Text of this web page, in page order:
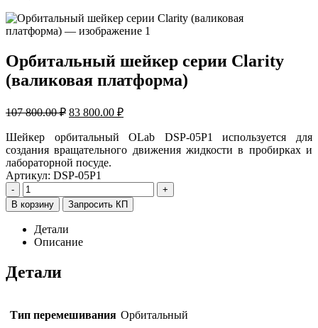
Орбитальный шейкер серии Clarity
(валиковая платформа)
107 800.00₽ Первоначальная
составляла
107
800.00 ₽.
83 800.00 ₽Текущая
83
800.00 ₽.
Шейкер орбитальный OLab DSP-05P1 используется для
создания вращательного движения жидкости в пробирках и
лабораторной посуде.
Артикул: DSP-05P1
-
+
В корзину
Запросить КП
Детали
Описание
Детали
Тип перемешивания Орбитальный